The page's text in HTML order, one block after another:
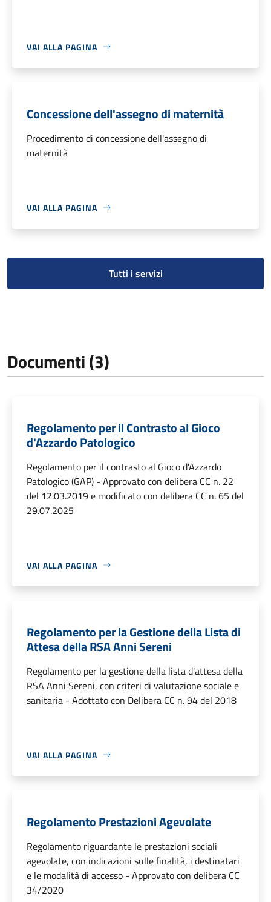
VAI ALLA PAGINA
Concessione dell'assegno di maternità
Procedimento di concessione dell'assegno di
maternità
VAI ALLA PAGINA
Tutti i servizi
Documenti (3)
Regolamento per il Contrasto al Gioco
d'Azzardo Patologico
Regolamento per il contrasto al Gioco d'Azzardo
Patologico (GAP) - Approvato con delibera CC n. 22
del 12.03.2019 e modificato con delibera CC n. 65 del
29.07.2025
VAI ALLA PAGINA
Regolamento per la Gestione della Lista di
Attesa della RSA Anni Sereni
Regolamento per la gestione della lista d'attesa della
RSA Anni Sereni, con criteri di valutazione sociale e
sanitaria - Adottato con Delibera CC n. 94 del 2018
VAI ALLA PAGINA
Regolamento Prestazioni Agevolate
Regolamento riguardante le prestazioni sociali
agevolate, con indicazioni sulle finalità, i destinatari
e le modalità di accesso - Approvato con delibera CC
34/2020